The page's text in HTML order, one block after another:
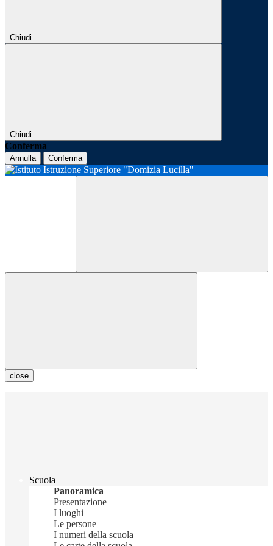
Chiudi
Chiudi
Conferma
Annulla Conferma
close
Scuola
Panoramica
Presentazione
I luoghi
Le persone
I numeri della scuola